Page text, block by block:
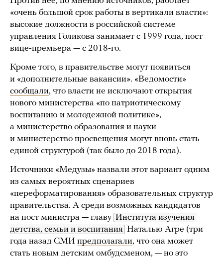
«очень большой срок работы в вертикали власти»:
высокие должности в российской системе
управления Голикова занимает с 1999 года, пост
вице-премьера — с 2018-го.
Кроме того, в правительстве могут появиться
и «дополнительные вакансии». «Ведомости»
сообщали, что власти не исключают открытия
нового министерства «по патриотическому
воспитанию и молодежной политике»,
а министерство образования и науки
и министерство просвещения могут вновь стать
единой структурой (так было до 2018 года).
Источники «Медузы» назвали этот вариант одним
из самых вероятных сценариев
«переформатирования» образовательных структур
правительства. А среди возможных кандидатов
на пост министра — главу Института изучения
детства, семьи и воспитания Наталью Агре (три
года назад СМИ предполагали, что она может
стать новым детским омбудсменом, — но это